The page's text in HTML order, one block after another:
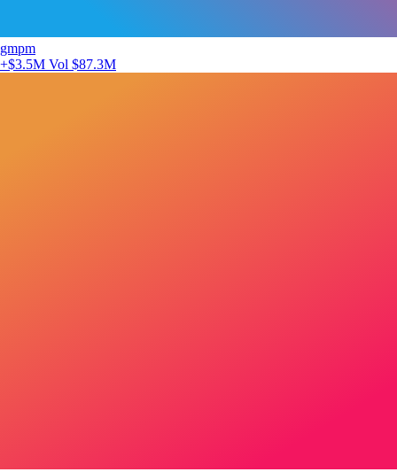
gmpm
+$3.5M Vol $87.3M